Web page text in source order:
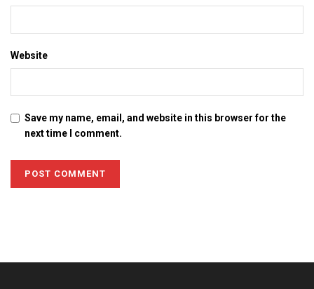
Website
Save my name, email, and website in this browser for the
next time I comment.